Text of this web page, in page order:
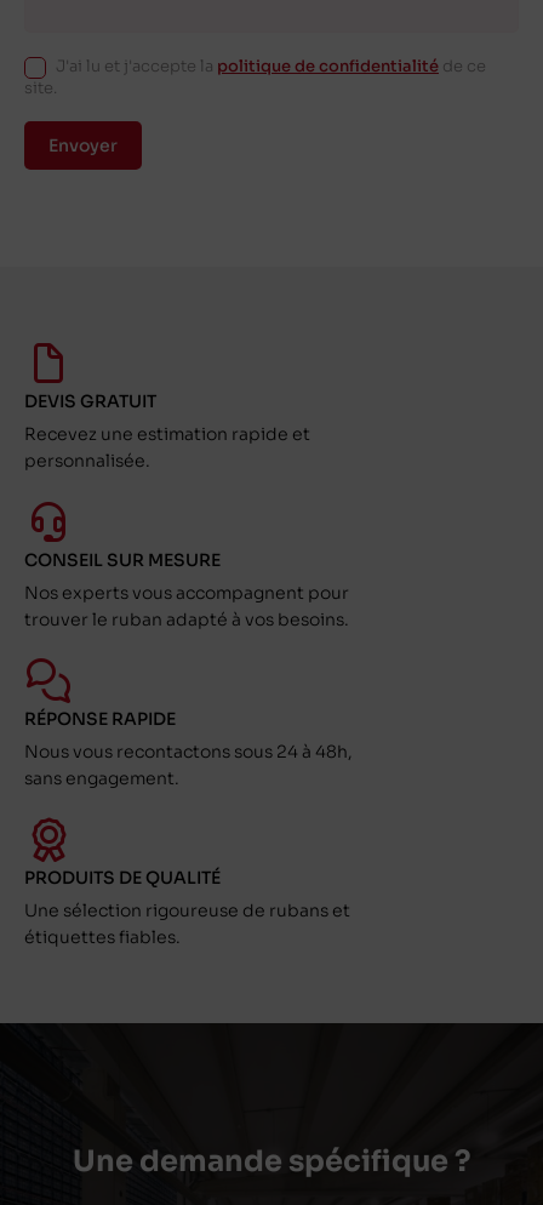
J'ai lu et j'accepte la politique de confidentialité de ce
site.
Envoyer
DEVIS GRATUIT
Recevez une estimation rapide et
personnalisée.
CONSEIL SUR MESURE
Nos experts vous accompagnent pour
trouver le ruban adapté à vos besoins.
RÉPONSE RAPIDE
Nous vous recontactons sous 24 à 48h,
sans engagement.
PRODUITS DE QUALITÉ
Une sélection rigoureuse de rubans et
étiquettes fiables.
Une demande spécifique ?